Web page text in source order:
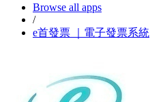
Browse all apps
/
e首發票 ｜電子發票系統